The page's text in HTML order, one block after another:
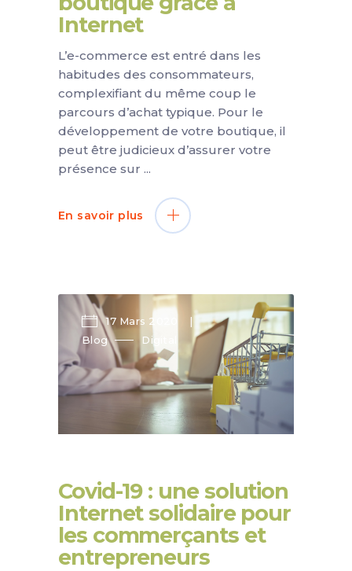
Internet
L’e-commerce est entré dans les
habitudes des consommateurs,
complexifiant du même coup le
parcours d’achat typique. Pour le
développement de votre boutique, il
peut être judicieux d’assurer votre
présence sur
En savoir plus
17 Mars 2020
Blog
Digital
Covid-19 : une solution
Internet solidaire pour
les commerçants et
entrepreneurs